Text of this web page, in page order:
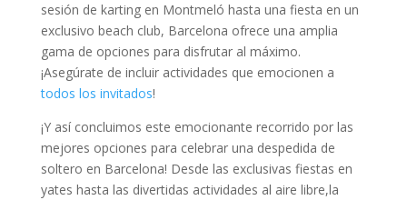
sesión de karting en Montmeló hasta⁢ una fiesta en ⁢un
exclusivo beach club, Barcelona ofrece una amplia
gama⁣ de opciones para disfrutar⁤ al máximo.
¡Asegúrate de incluir actividades que emocionen ⁤a
todos los invitados!
¡Y así concluimos este emocionante‌ recorrido por las
mejores⁣ opciones⁢ para celebrar una despedida de
soltero en Barcelona! Desde‌ las ⁤exclusivas fiestas en
⁣yates hasta las divertidas actividades al aire ‍libre,la